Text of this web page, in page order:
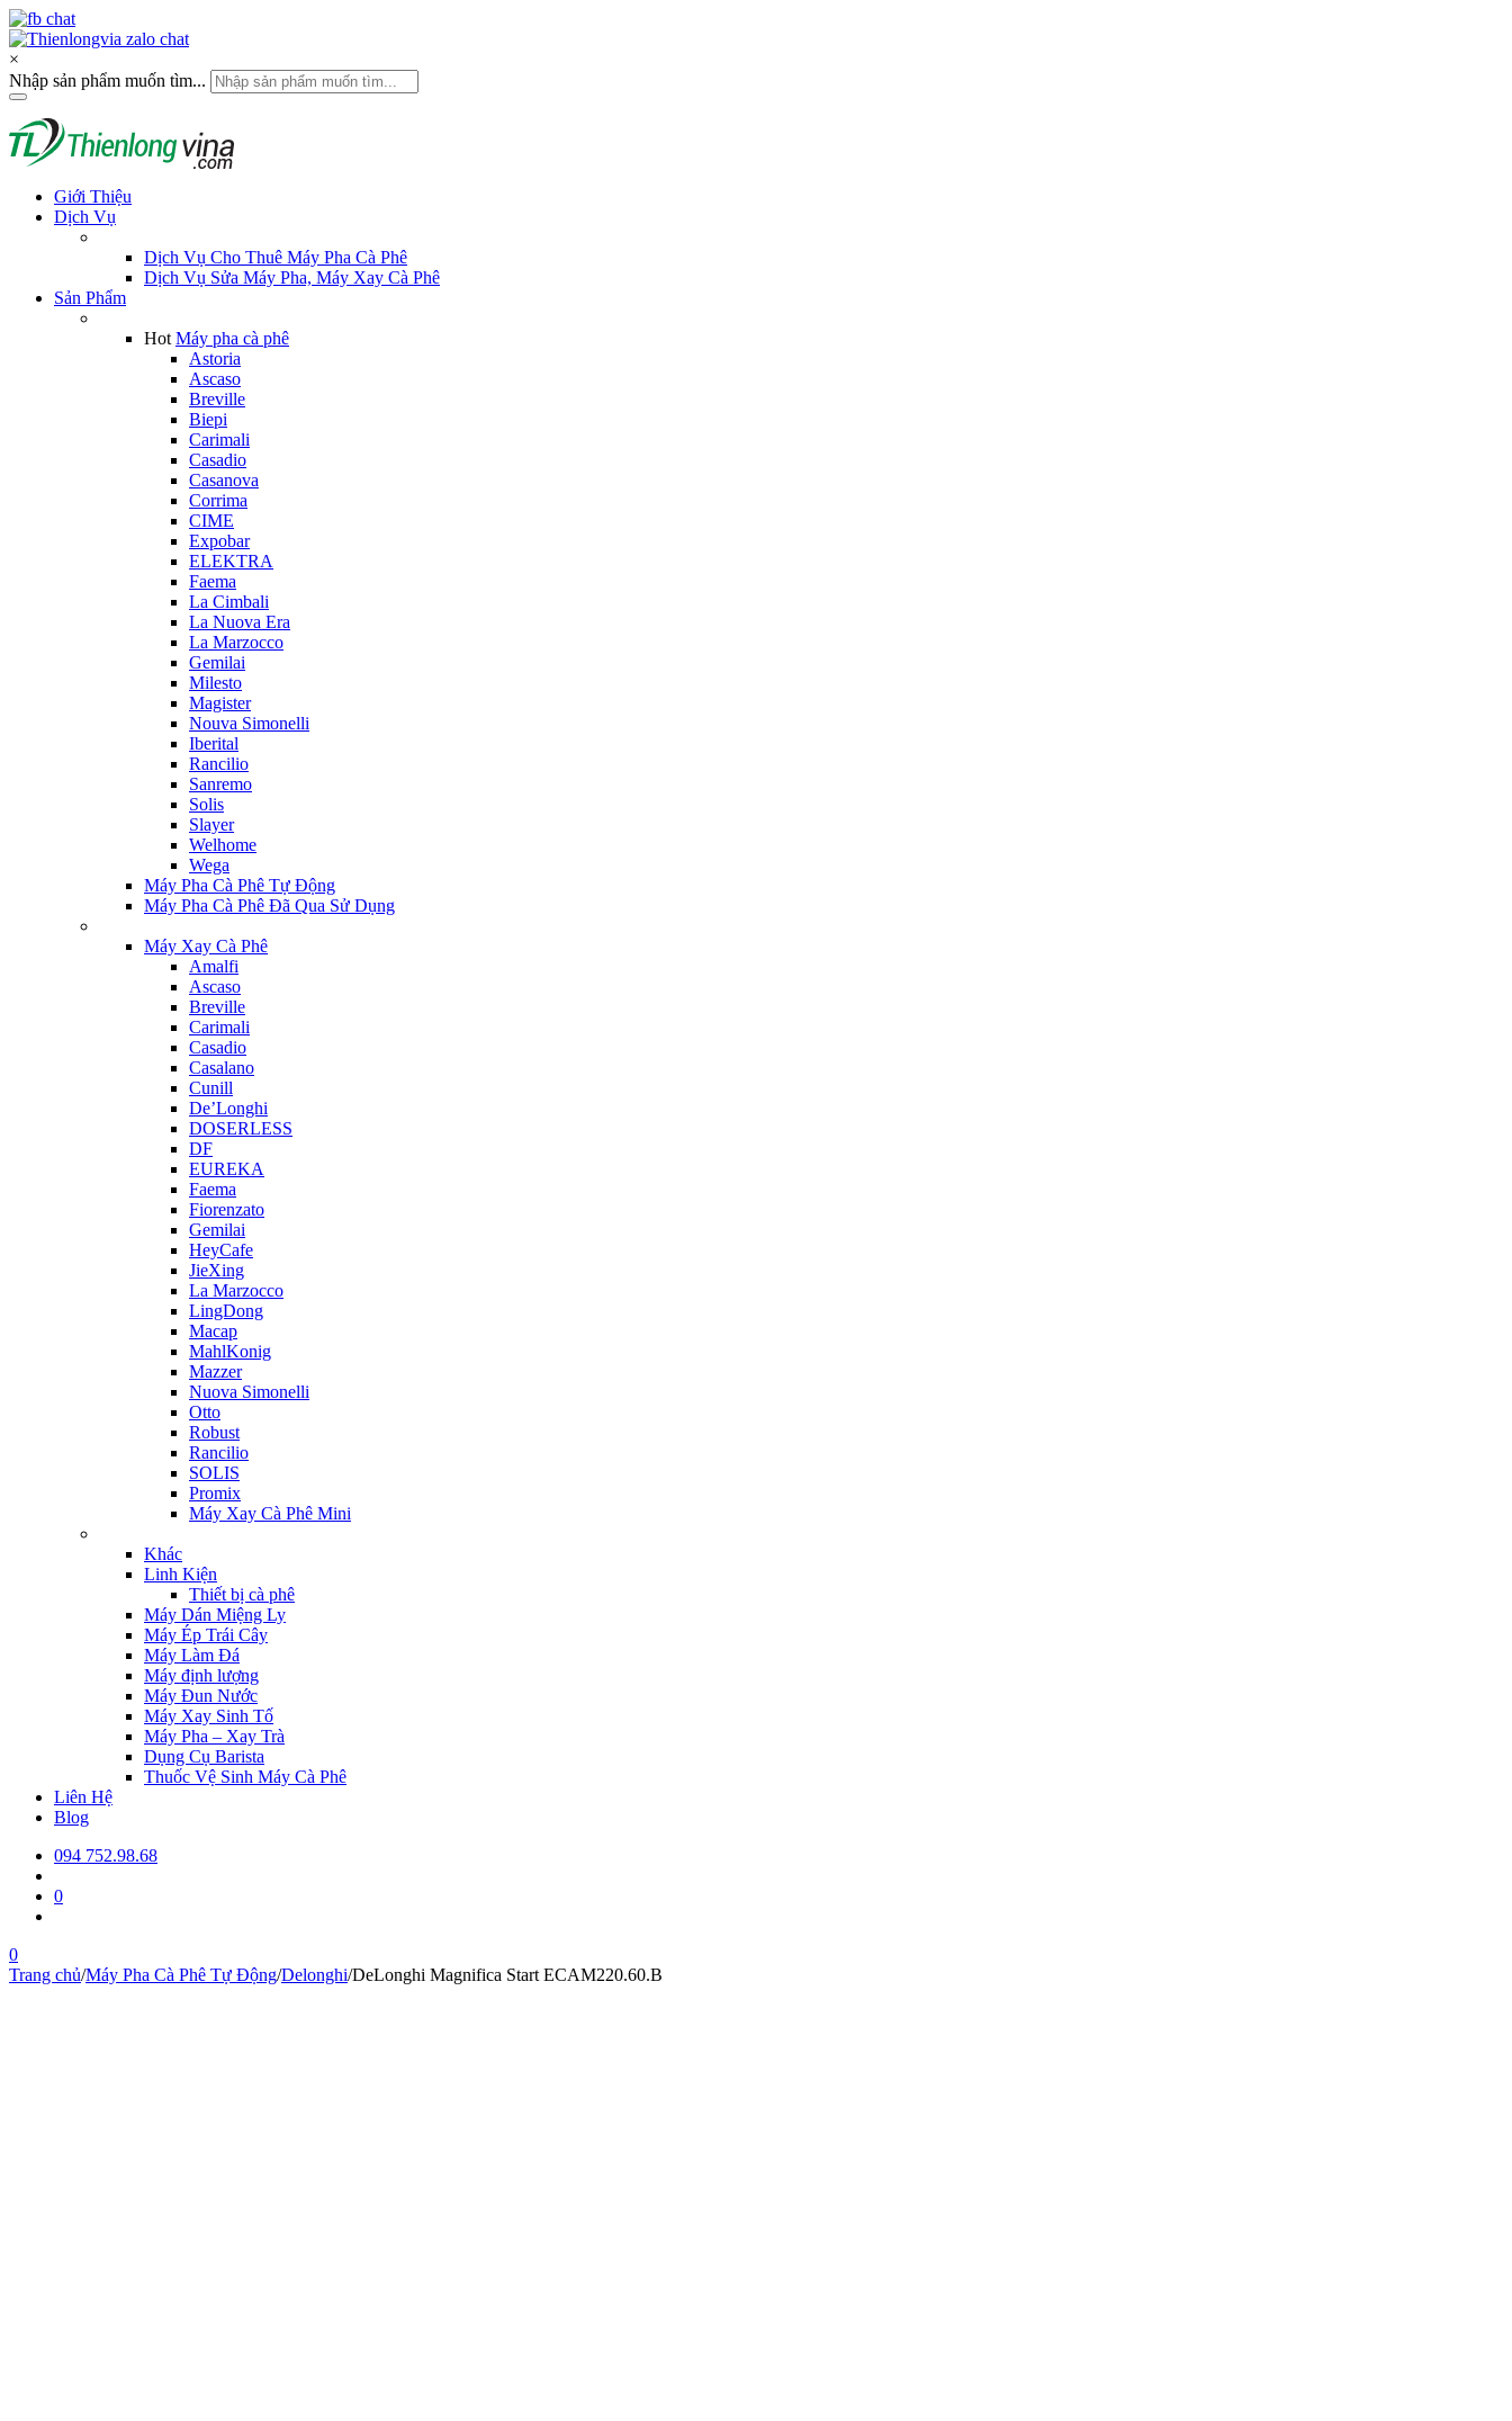
×
Nhập sản phẩm muốn tìm...
Giới Thiệu
Dịch Vụ
Dịch Vụ Cho Thuê Máy Pha Cà Phê
Dịch Vụ Sửa Máy Pha, Máy Xay Cà Phê
Sản Phẩm
Hot Máy pha cà phê
Astoria
Ascaso
Breville
Biepi
Carimali
Casadio
Casanova
Corrima
CIME
Expobar
ELEKTRA
Faema
La Cimbali
La Nuova Era
La Marzocco
Gemilai
Milesto
Magister
Nouva Simonelli
Iberital
Rancilio
Sanremo
Solis
Slayer
Welhome
Wega
Máy Pha Cà Phê Tự Động
Máy Pha Cà Phê Đã Qua Sử Dụng
Máy Xay Cà Phê
Amalfi
Ascaso
Breville
Carimali
Casadio
Casalano
Cunill
De’Longhi
DOSERLESS
DF
EUREKA
Faema
Fiorenzato
Gemilai
HeyCafe
JieXing
La Marzocco
LingDong
Macap
MahlKonig
Mazzer
Nuova Simonelli
Otto
Robust
Rancilio
SOLIS
Promix
Máy Xay Cà Phê Mini
Khác
Linh Kiện
Thiết bị cà phê
Máy Dán Miệng Ly
Máy Ép Trái Cây
Máy Làm Đá
Máy định lượng
Máy Đun Nước
Máy Xay Sinh Tố
Máy Pha – Xay Trà
Dụng Cụ Barista
Thuốc Vệ Sinh Máy Cà Phê
Liên Hệ
Blog
094 752.98.68
0
0
Trang chủ/Máy Pha Cà Phê Tự Động/Delonghi/DeLonghi Magnifica Start ECAM220.60.B